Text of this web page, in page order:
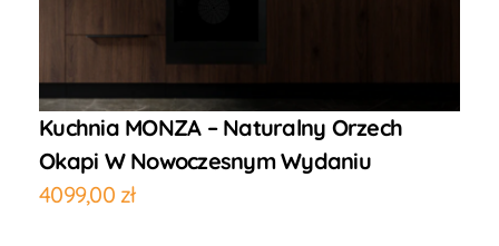
Kuchnia MONZA – Naturalny Orzech
Okapi W Nowoczesnym Wydaniu
4099,00 zł